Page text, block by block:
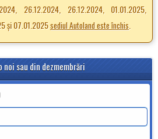
26.12.2024, 26.12.2024, 01.01.2025,
și 07.01.2025sediul Autoland este închis.
noi sau din dezmembrări